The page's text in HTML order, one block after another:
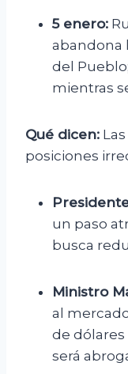
5 enero:
abandona
del
mientras
Qué dicen:
posiciones
un paso
busca
Ministro
al
de dólares
será